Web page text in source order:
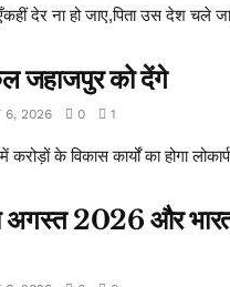
देर ना हो जाए,पिता उस देश चले
जहाजपुर को देंगे
6, 2026 0 1
के विकास कार्यों का होगा
अगस्त 2026 और भारत